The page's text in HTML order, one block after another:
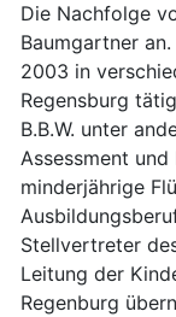
Die Nachfolge
Baumgartner
2003 in
Regensburg
B.B.W. unter
Assessment
minderjährige
Stellvertreter
Leitung der
Regenburg